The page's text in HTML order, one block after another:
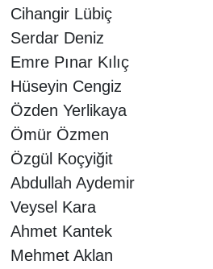
Cihangir Lübiç
Serdar Deniz
Emre Pınar Kılıç
Hüseyin Cengiz
Özden Yerlikaya
Ömür Özmen
Özgül Koçyiğit
Abdullah Aydemir
Veysel Kara
Ahmet Kantek
Mehmet Aklan